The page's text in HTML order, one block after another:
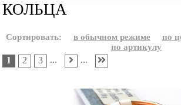
КОЛЬЦА
Сортировать: в обычном режиме по
по артикулу
1 2 3 ... ...